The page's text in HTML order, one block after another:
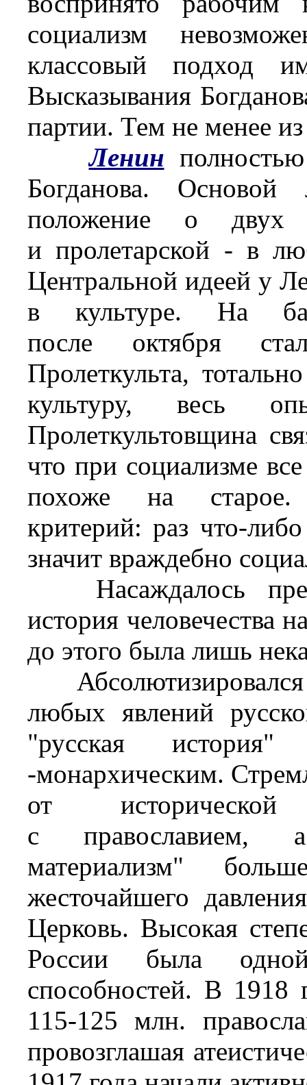
социализм
классовый подход
Высказывания
партии. Тем не менее
Ленин
Богданова. Основой
положение о двух
и пролетарской - в
Центральной идеей у
в культуре. На
после октября
Пролеткульта,
культуру, весь
Пролеткультовщина
что при социализме
похоже на старое.
критерий: раз что-
значит враждебно
Насаждалось
история человечества
до этого была лишь
Абсолютизировался
любых явлений
"русская история"
-монархическим.
от
с православием,
материализм"
жесточайшего
Церковь. Высокая
России была
способностей. В 1918
115-125 млн.
провозглашая